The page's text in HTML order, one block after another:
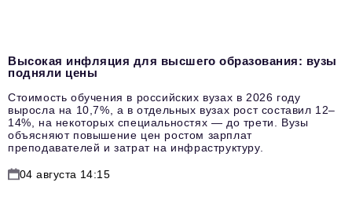
Высокая инфляция для высшего образования: вузы
подняли цены
Стоимость обучения в российских вузах в 2026 году
выросла на 10,7%, а в отдельных вузах рост составил 12–
14%, на некоторых специальностях — до трети. Вузы
объясняют повышение цен ростом зарплат
преподавателей и затрат на инфраструктуру.
04 августа 14:15